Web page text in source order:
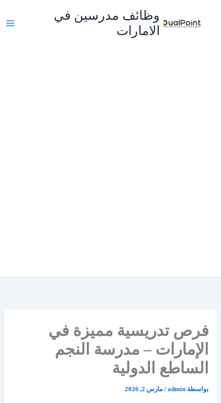
وظائف مدرسين في
الامارات
فرص تدريسية مميزة في
الإمارات – مدرسة النجم
الساطع الدولية
بواسطة admin
/ مارس 2, 2026